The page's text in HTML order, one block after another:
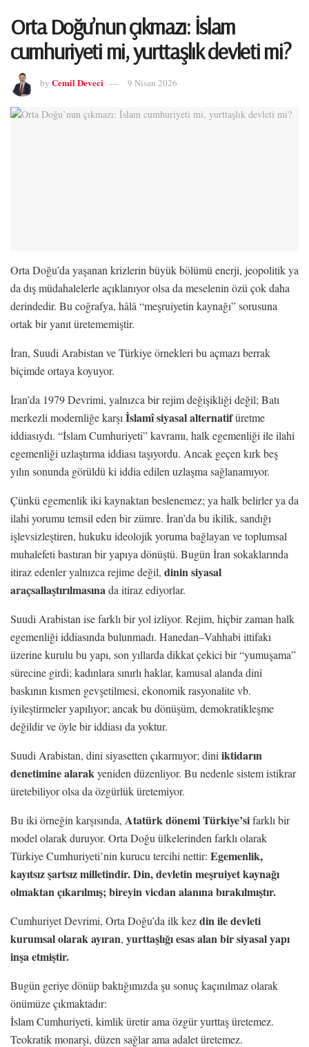
Orta Doğu’nun çıkmazı: İslam
cumhuriyeti mi, yurttaşlık devleti mi?
by Cemil Deveci 9 Nisan 2026
Orta Doğu’da yaşanan krizlerin büyük bölümü enerji, jeopolitik ya
da dış müdahalelerle açıklanıyor olsa da meselenin özü çok daha
derindedir. Bu coğrafya, hâlâ “meşruiyetin kaynağı” sorusuna
ortak bir yanıt üretememiştir.
İran, Suudi Arabistan ve Türkiye örnekleri bu açmazı berrak
biçimde ortaya koyuyor.
İran’da 1979 Devrimi, yalnızca bir rejim değişikliği değil; Batı
merkezli modernliğe karşı İslamî siyasal alternatifüretme
iddiasıydı. “İslam Cumhuriyeti” kavramı, halk egemenliği ile ilahi
egemenliği uzlaştırma iddiası taşıyordu. Ancak geçen kırk beş
yılın sonunda görüldü ki iddia edilen uzlaşma sağlanamıyor.
Çünkü egemenlik iki kaynaktan beslenemez; ya halk belirler ya da
ilahi yorumu temsil eden bir zümre. İran’da bu ikilik, sandığı
işlevsizleştiren, hukuku ideolojik yoruma bağlayan ve toplumsal
muhalefeti bastıran bir yapıya dönüştü. Bugün İran sokaklarında
itiraz edenler yalnızca rejime değil, dinin siyasal
araçsallaştırılmasınada itiraz ediyorlar.
Suudi Arabistan ise farklı bir yol izliyor. Rejim, hiçbir zaman halk
egemenliği iddiasında bulunmadı. Hanedan–Vahhabi ittifakı
üzerine kurulu bu yapı, son yıllarda dikkat çekici bir “yumuşama”
sürecine girdi; kadınlara sınırlı haklar, kamusal alanda dinî
baskının kısmen gevşetilmesi, ekonomik rasyonalite vb.
iyileştirmeler yapılıyor; ancak bu dönüşüm, demokratikleşme
değildir ve öyle bir iddiası da yoktur.
Suudi Arabistan, dini siyasetten çıkarmıyor; dini iktidarın
denetimine alarakyeniden düzenliyor. Bu nedenle sistem istikrar
üretebiliyor olsa da özgürlük üretemiyor.
Bu iki örneğin karşısında, Atatürk dönemi Türkiye’sifarklı bir
model olarak duruyor. Orta Doğu ülkelerinden farklı olarak
Türkiye Cumhuriyeti’nin kurucu tercihi nettir: Egemenlik,
kayıtsız şartsız milletindir. Din, devletin meşruiyet kaynağı
olmaktan çıkarılmış; bireyin vicdan alanına bırakılmıştır.
Cumhuriyet Devrimi, Orta Doğu’da ilk kezdin ile devleti
kurumsal olarak ayıran, yurttaşlığı esas alan bir siyasal yapı
inşa etmiştir.
Bugün geriye dönüp baktığımızda şu sonuç kaçınılmaz olarak
önümüze çıkmaktadır:
İslam Cumhuriyeti, kimlik üretir ama özgür yurttaş üretemez.
Teokratik monarşi, düzen sağlar ama adalet üretemez.